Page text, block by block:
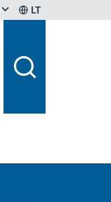
LT